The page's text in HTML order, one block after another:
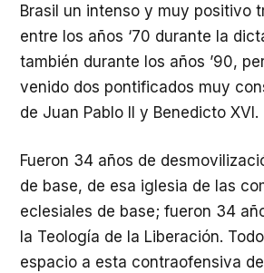
Brasil un intenso y muy positivo
entre los años ‘70 durante la
también durante los años ’90,
venido dos pontificados muy
de Juan Pablo II y Benedicto XVI.
Fueron 34 años de
de base, de esa iglesia de las
eclesiales de base; fueron 34
la Teología de la Liberación.
espacio a esta contraofensiva